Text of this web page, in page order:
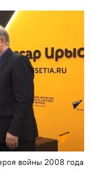
войны 2008 года